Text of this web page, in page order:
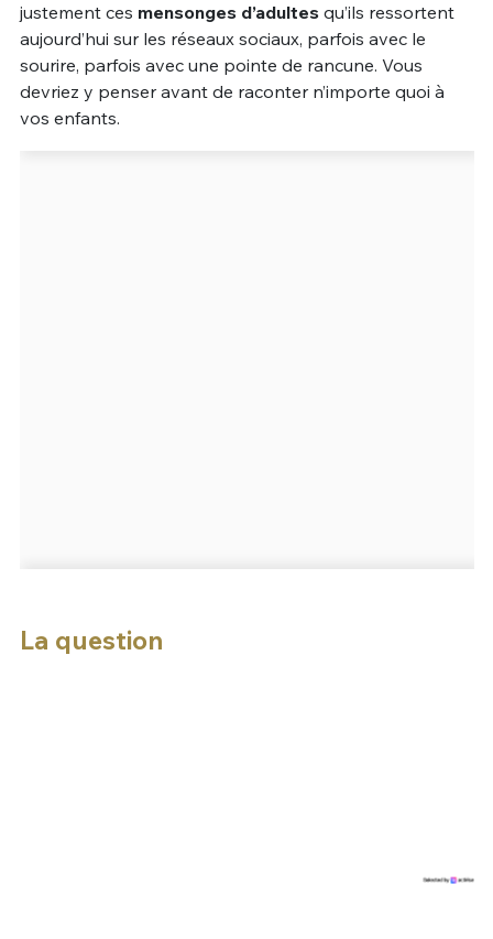
justement ces mensonges d’adultesqu’ils ressortent
aujourd’hui sur les réseaux sociaux, parfois avec le
sourire, parfois avec une pointe de rancune. Vous
devriez y penser avant de raconter n’importe quoi à
vos enfants.
La question